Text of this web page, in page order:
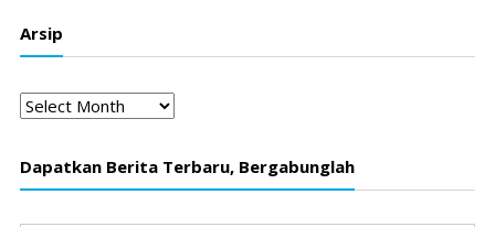
Arsip
Arsip
Dapatkan Berita Terbaru, Bergabunglah